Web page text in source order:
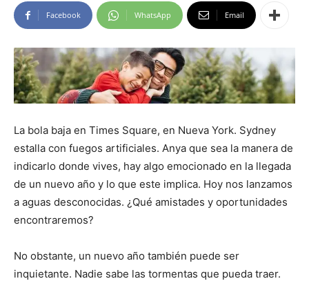
Facebook WhatsApp Email
La bola baja en Times Square, en Nueva York. Sydney
estalla con fuegos artificiales. Anya que sea la manera de
indicarlo donde vives, hay algo emocionado en la llegada
de un nuevo año y lo que este implica. Hoy nos lanzamos
a aguas desconocidas. ¿Qué amistades y oportunidades
encontraremos?
No obstante, un nuevo año también puede ser
inquietante. Nadie sabe las tormentas que pueda traer.